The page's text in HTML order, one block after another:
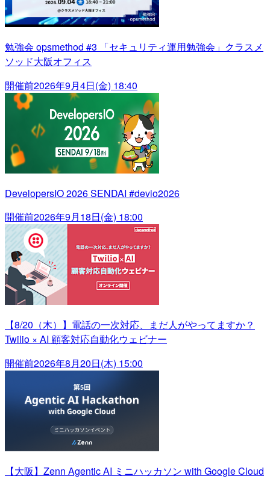
勉強会 opsmethod #3 「セキュリティ運用勉強会」クラスメ
ソッド大阪オフィス
開催前2026年9月4日(金) 18:40
DevelopersIO 2026 SENDAI #devio2026
開催前2026年9月18日(金) 18:00
【8/20（木）】電話の一次対応、まだ人がやってますか？
Twilio × AI 顧客対応自動化ウェビナー
開催前2026年8月20日(木) 15:00
【大阪】Zenn Agentic AI ミニハッカソン with Google Cloud